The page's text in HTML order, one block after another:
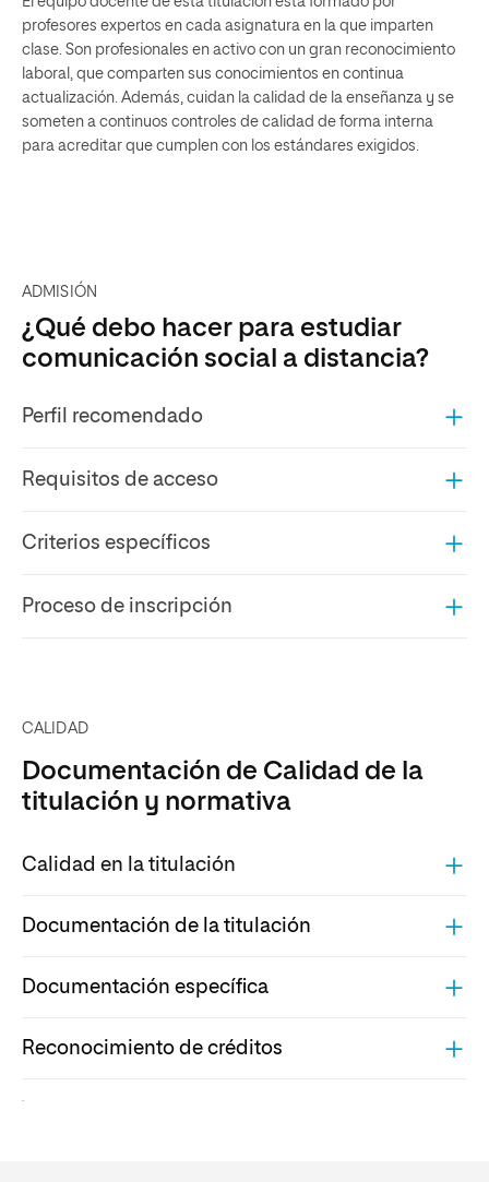
profesores expertos en cada asignatura en la que imparten
clase. Son profesionales en activo con un gran reconocimiento
laboral, que comparten sus conocimientos en continua
actualización. Además, cuidan la calidad de la enseñanza y se
someten a continuos controles de calidad de forma interna
para acreditar que cumplen con los estándares exigidos.
ADMISIÓN
¿Qué debo hacer para estudiar
comunicación social a distancia?
Perfil recomendado
Requisitos de acceso
Criterios específicos
Proceso de inscripción
CALIDAD
Documentación de Calidad de la
titulación y normativa
Calidad en la titulación
Documentación de la titulación
Documentación específica
Reconocimiento de créditos
.